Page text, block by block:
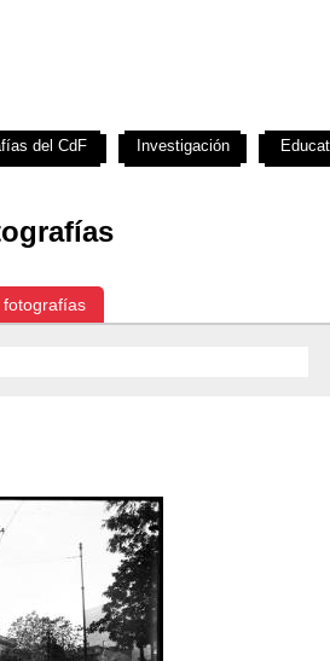
del CdF Investigación